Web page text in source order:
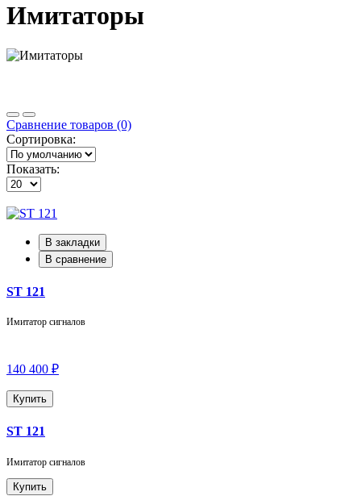
Имитаторы
Сравнение товаров (0)
Сортировка:
Показать:
В закладки
В сравнение
ST 121
Имитатор сигналов
140 400 ₽
Купить
ST 121
Имитатор сигналов
Купить